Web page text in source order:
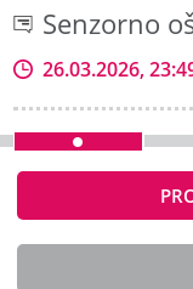
Senzorno
26.03.2026,